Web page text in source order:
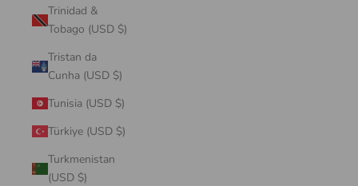
Trinidad &
Tobago (USD $)
Tristan da
Cunha (USD $)
Tunisia (USD $)
Türkiye (USD $)
Turkmenistan
(USD $)